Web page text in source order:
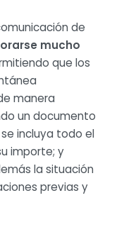
de
mucho
que los
manera
un documento
incluya todo el
importe; y
la situación
previas y